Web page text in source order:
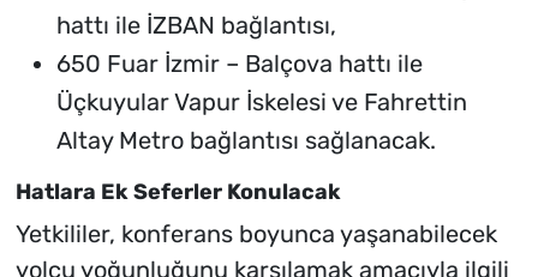
hattı ile İZBAN bağlantısı,
650 Fuar İzmir – Balçova hattı ile
Üçkuyular Vapur İskelesi ve Fahrettin
Altay Metro bağlantısı sağlanacak.
Hatlara Ek Seferler Konulacak
Yetkililer, konferans boyunca yaşanabilecek
yolcu yoğunluğunu karşılamak amacıyla ilgili